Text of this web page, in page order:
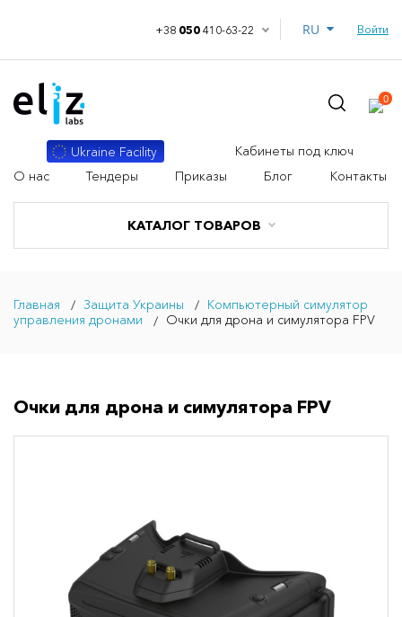
+38 050410-63-22 Войти
КАТАЛОГ ТОВАРОВ
Ukraine Facility
Кабинеты под ключ
О нас
Тендеры Приказы Блог Контакты
0
Главная Защита Украины
Компьютерный симулятор
управления дронами
Очки для дрона и симулятора FPV
Очки для дрона и симулятора FPV